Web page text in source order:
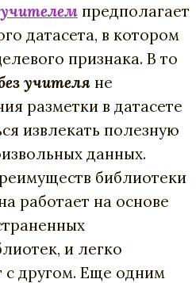
учителем предполагает
датасета, в котором
признака. В то
учителя не
разметки в датасете
извлекать полезную
данных.
библиотеки
работает на основе
и легко
с другом. Еще одним